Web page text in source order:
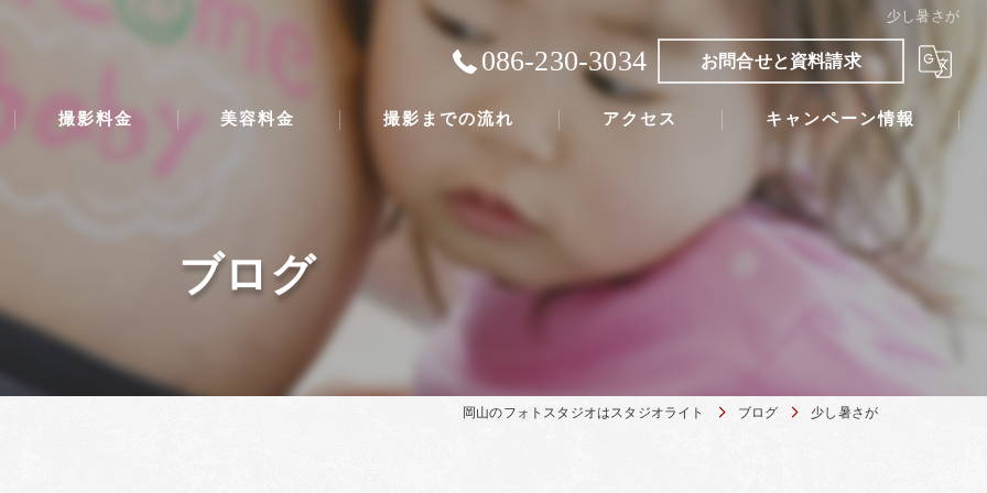
少し暑さが
086-230-3034 お問合せと資料請求
撮影料金 美容料金 撮影までの流れ アクセス キャンペーン情報
ブログ
岡山のフォトスタジオはスタジオライト ブログ 少し暑さが